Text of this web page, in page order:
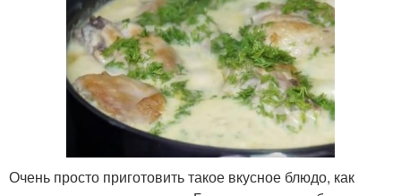
Очень просто приготовить такое вкусное блюдо, как